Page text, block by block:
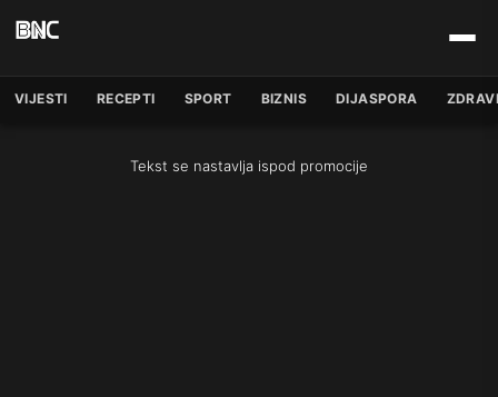
VIJESTI RECEPTI SPORT BIZNIS DIJASPORA
Tekst se nastavlja ispod promocije